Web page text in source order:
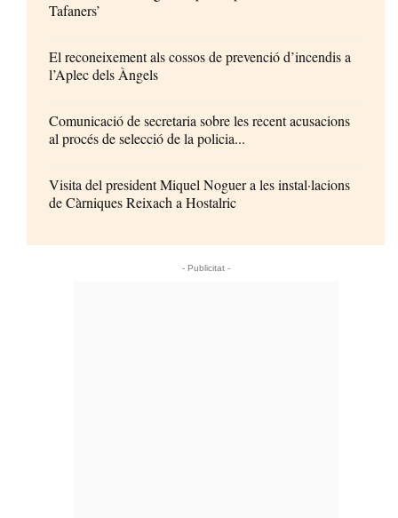
Tafaners’
El reconeixement als cossos de prevenció d’incendis a
l’Aplec dels Àngels
Comunicació de secretaria sobre les recent acusacions
al procés de selecció de la policia...
Visita del president Miquel Noguer a les instal·lacions
de Càrniques Reixach a Hostalric
- Publicitat -